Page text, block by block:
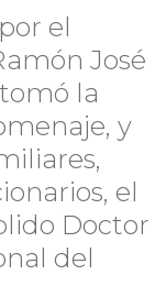
el
José
la
y
el
Doctor
del